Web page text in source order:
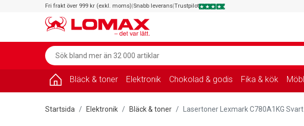
Fri frakt över 999 kr (exkl. moms)|Snabb leverans|Trustpilot
Bläck & toner Elektronik Chokolad & godis Fika & kök
Startsida Elektronik Bläck & toner Lasertoner Lexmark C780A1KG